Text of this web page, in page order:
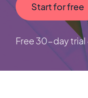
Start for free
Free 30-day